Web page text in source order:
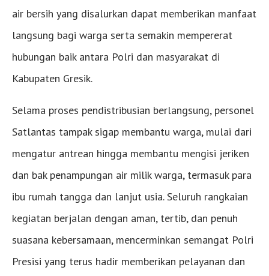
air bersih yang disalurkan dapat memberikan manfaat
langsung bagi warga serta semakin mempererat
hubungan baik antara Polri dan masyarakat di
Kabupaten Gresik.
Selama proses pendistribusian berlangsung, personel
Satlantas tampak sigap membantu warga, mulai dari
mengatur antrean hingga membantu mengisi jeriken
dan bak penampungan air milik warga, termasuk para
ibu rumah tangga dan lanjut usia. Seluruh rangkaian
kegiatan berjalan dengan aman, tertib, dan penuh
suasana kebersamaan, mencerminkan semangat Polri
Presisi yang terus hadir memberikan pelayanan dan